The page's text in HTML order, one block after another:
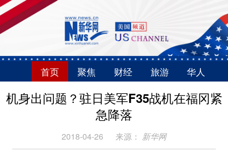
首页 聚焦 财经 旅游 华人
机身出问题？驻日美军F35战机在福冈紧
急降落
2018-04-26 来源： 新华网